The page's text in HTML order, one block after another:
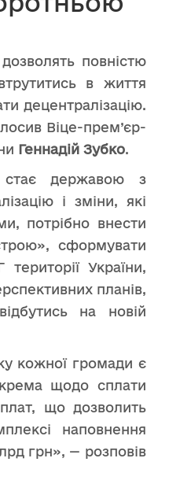
повністю
в життя
децентралізацію.
Віце-прем’єр-
Геннадій Зубко.
стає державою з
і зміни, які
потрібно внести
сформувати
України,
планів,
на новій
кожної громади є
щодо сплати
плат, що дозволить
наповнення
грн», — розповів